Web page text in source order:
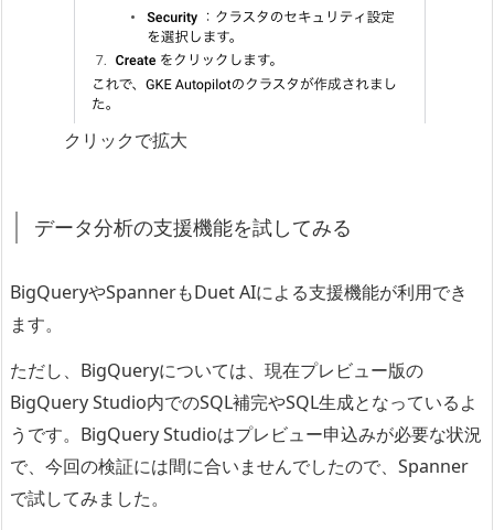
クリックで拡大
データ分析の支援機能を試してみる
BigQueryやSpannerもDuet AIによる支援機能が利用でき
ます。
ただし、BigQueryについては、現在プレビュー版の
BigQuery Studio内でのSQL補完やSQL生成となっているよ
うです。BigQuery Studioはプレビュー申込みが必要な状況
で、今回の検証には間に合いませんでしたので、Spanner
で試してみました。